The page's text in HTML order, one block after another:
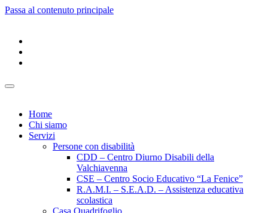
Passa al contenuto principale
Home
Chi siamo
Servizi
Persone con disabilità
CDD – Centro Diurno Disabili della
Valchiavenna
CSE – Centro Socio Educativo “La Fenice”
R.A.M.I. – S.E.A.D. – Assistenza educativa
scolastica
Casa Quadrifoglio